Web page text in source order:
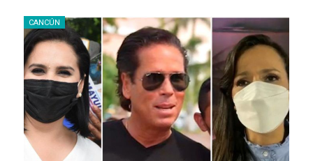
CANCÚN